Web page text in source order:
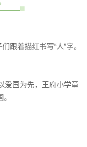
着描红书写“人”字。
国为先，王府小学童